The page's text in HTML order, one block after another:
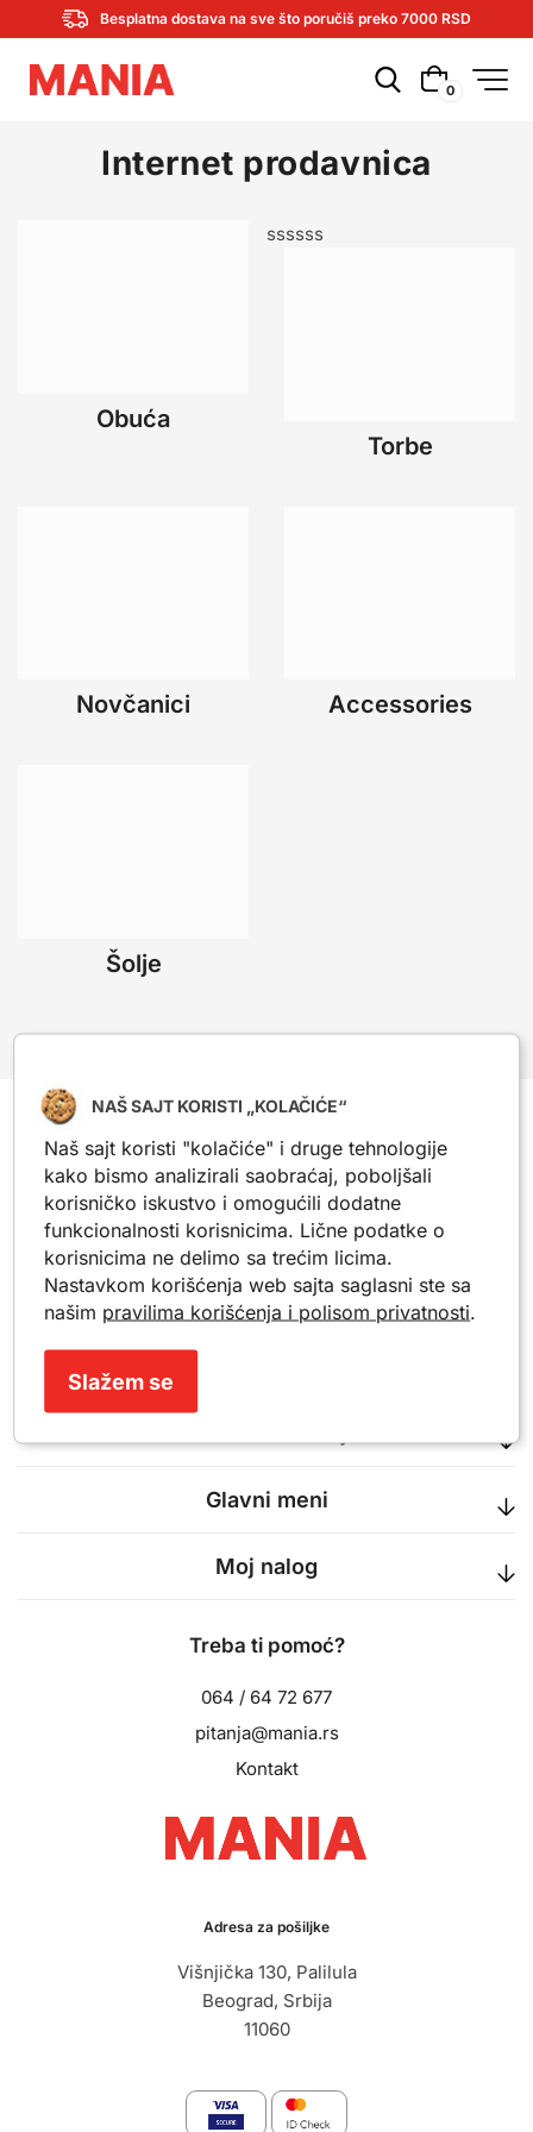
Besplatna dostava na sve što poručiš preko 7000 RSD
0
Internet prodavnica
ssssss
Obuća
Torbe
Novčanici Accessories
Šolje
na sve što poručiš preko 7.000 RSD
Sigurna kupovina
tvoja opuštena i bezbrižna pretraga
Poverenje ljudi
hiljade zadovoljnih je sa nama
Glavni meni
Moj nalog
Treba ti pomoć?
064 / 64 72 677
pitanja@mania.rs
Kontakt
Adresa za pošiljke
Višnjička 130, Palilula
Beograd, Srbija
11060
NAŠ SAJT KORISTI „KOLAČIĆE“
Naš sajt koristi "kolačiće" i druge tehnologije
kako bismo analizirali saobraćaj, poboljšali
korisničko iskustvo i omogućili dodatne
funkcionalnosti korisnicima. Lične podatke o
korisnicima ne delimo sa trećim licima.
Nastavkom korišćenja web sajta saglasni ste sa
našim pravilima korišćenja i polisom privatnosti.
Slažem se